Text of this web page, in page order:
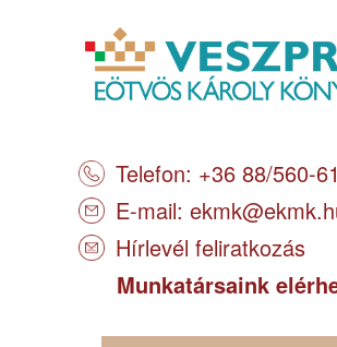
Telefon: +36 88/560-
E-mail:
Hírlevél feliratkozás
Munkatársaink